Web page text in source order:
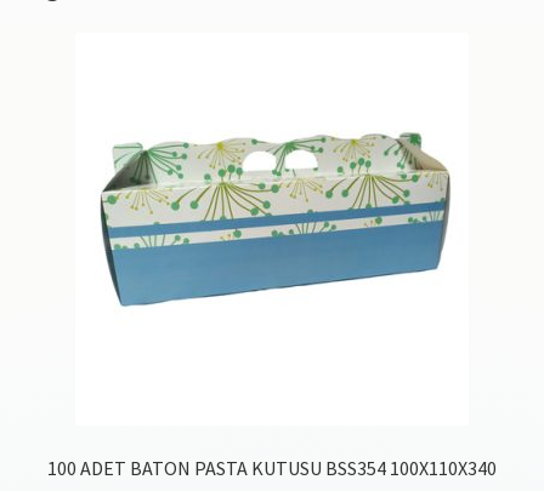
100 ADET BATON PASTA KUTUSU BSS354 100X110X340